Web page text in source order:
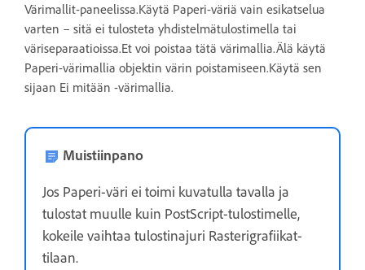
Värimallit-paneelissa.Käytä Paperi-väriä vain esikatselua
varten – sitä ei tulosteta yhdistelmätulostimella tai
väriseparaatioissa.Et voi poistaa tätä värimallia.Älä käytä
Paperi-värimallia objektin värin poistamiseen.Käytä sen
sijaan Ei mitään -värimallia.
Muistiinpano
Jos Paperi-väri ei toimi kuvatulla tavalla ja
tulostat muulle kuin PostScript-tulostimelle,
kokeile vaihtaa tulostinajuri Rasterigrafiikat-
tilaan.